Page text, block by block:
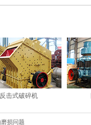
反击式破碎机
损问题